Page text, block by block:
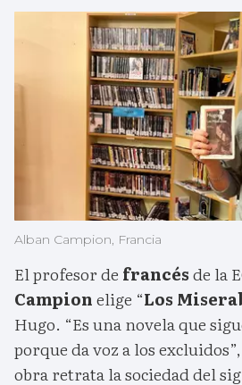
Alban Campion, Francia
El profesor de francésde la
Campionelige “Los
Hugo. “Es una novela que
porque da voz a los
obra retrata la sociedad del